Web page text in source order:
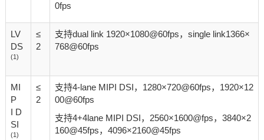
0fps
LV
DS
(1)
≤
2
支持dual link 1920×1080@60fps，single link1366×
768@60fps
MI
P
I D
SI
(1)
≤
2
支持4-lane MIPI DSI，1280×720@60fps，1920×12
00@60fps
支持4+4lane MIPI DSI，2560×1600@fps，3840×2
160@45fps，4096×2160@45fps